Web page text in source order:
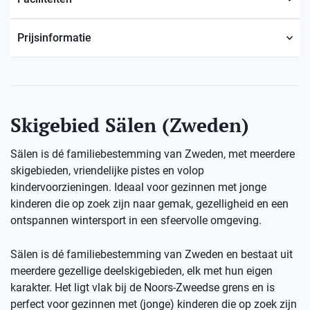
Prijsinformatie
Skigebied Sälen (Zweden)
Sälen is dé familiebestemming van Zweden, met meerdere
skigebieden, vriendelijke pistes en volop
kindervoorzieningen. Ideaal voor gezinnen met jonge
kinderen die op zoek zijn naar gemak, gezelligheid en een
ontspannen wintersport in een sfeervolle omgeving.
Sälen is dé familiebestemming van Zweden en bestaat uit
meerdere gezellige deelskigebieden, elk met hun eigen
karakter. Het ligt vlak bij de Noors-Zweedse grens en is
perfect voor gezinnen met (jonge) kinderen die op zoek zijn